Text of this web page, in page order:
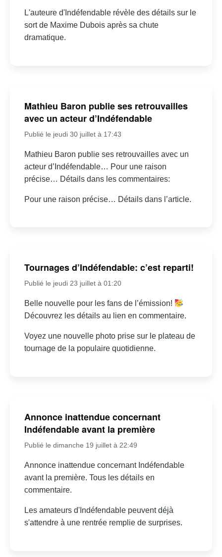
L'auteure d'Indéfendable révèle des détails sur le
sort de Maxime Dubois après sa chute
dramatique.
Mathieu Baron publie ses retrouvailles
avec un acteur d’Indéfendable
Publié le jeudi 30 juillet à 17:43
Mathieu Baron publie ses retrouvailles avec un
acteur d’Indéfendable… Pour une raison
précise… Détails dans les commentaires:
Pour une raison précise… Détails dans l’article.
Tournages d’Indéfendable: c’est reparti!
Publié le jeudi 23 juillet à 01:20
Belle nouvelle pour les fans de l’émission!
Découvrez les détails au lien en commentaire.
Voyez une nouvelle photo prise sur le plateau de
tournage de la populaire quotidienne.
Annonce inattendue concernant
Indéfendable avant la première
Publié le dimanche 19 juillet à 22:49
Annonce inattendue concernant Indéfendable
avant la première. Tous les détails en
commentaire.
Les amateurs d'Indéfendable peuvent déjà
s'attendre à une rentrée remplie de surprises.